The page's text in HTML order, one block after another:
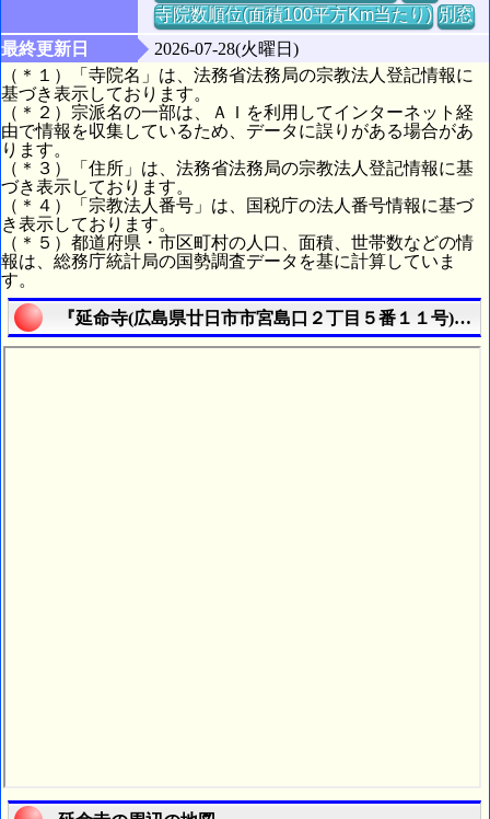
寺院数順位(面積100平方Km当たり) 別窓
最終更新日
2026-07-28(火曜日)
（＊１）「寺院名」は、法務省法務局の宗教法人登記情報に
基づき表示しております。
（＊２）宗派名の一部は、ＡＩを利用してインターネット経
由で情報を収集しているため、データに誤りがある場合があ
ります。
（＊３）「住所」は、法務省法務局の宗教法人登記情報に基
づき表示しております。
（＊４）「宗教法人番号」は、国税庁の法人番号情報に基づ
き表示しております。
（＊５）都道府県・市区町村の人口、面積、世帯数などの情
報は、総務庁統計局の国勢調査データを基に計算していま
す。
『延命寺(広島県廿日市市宮島口２丁目５番１１号)』